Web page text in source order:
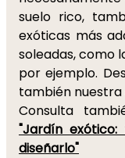
suelo rico,
exóticas más
soleadas, como
por ejemplo.
también
Consulta
"Jardín
diseñarlo"